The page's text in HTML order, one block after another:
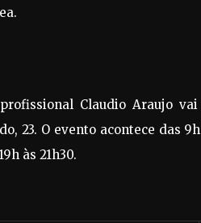
Claudio Araujo
23. O evento acontece das
às 21h30.